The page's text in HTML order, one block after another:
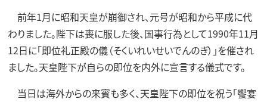
前年1月に昭和天皇が崩御され、元号が昭和から平成に代
わりました。陛下は喪に服した後、国事行為として1990年11月
12日に「即位礼正殿の儀（そくいれいせいでんのぎ）」を催され
ました。天皇陛下が自らの即位を内外に宣言する儀式です。
当日は海外からの来賓も多く、天皇陛下の即位を祝う「饗宴